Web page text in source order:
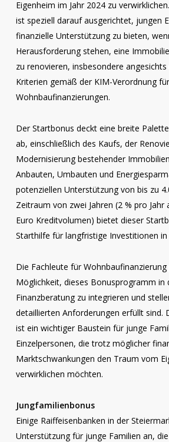
Eigenheim im Jahr 2024 zu
ist speziell darauf ausgerichtet, jungen
finanzielle Unterstützung zu bieten,
Herausforderung stehen, eine
zu renovieren, insbesondere
Kriterien gemäß der KIM-Verordnung für
Wohnbaufinanzierungen.
Der Startbonus deckt eine breite
ab, einschließlich des Kaufs, der
Modernisierung bestehender
Anbauten, Umbauten und
potenziellen Unterstützung von bis zu
Zeitraum von zwei Jahren (2 % pro Jahr
Euro Kreditvolumen) bietet dieser
Starthilfe für langfristige Investitionen
Die Fachleute für
Möglichkeit, dieses Bonusprogramm in
Finanzberatung zu integrieren und
detaillierten Anforderungen erfüllt sind.
ist ein wichtiger Baustein für junge
Einzelpersonen, die trotz möglicher
Marktschwankungen den Traum vom
verwirklichen möchten.
Jungfamilienbonus
Einige Raiffeisenbanken in der
Unterstützung für junge Familien an,